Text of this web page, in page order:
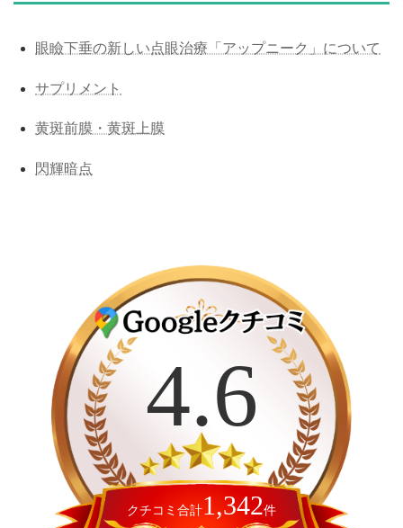
眼瞼下垂の新しい点眼治療「アップニーク」について
サプリメント
黄斑前膜・黄斑上膜
閃輝暗点
4.6
クチコミ合計1,342件
リ
ン
ク